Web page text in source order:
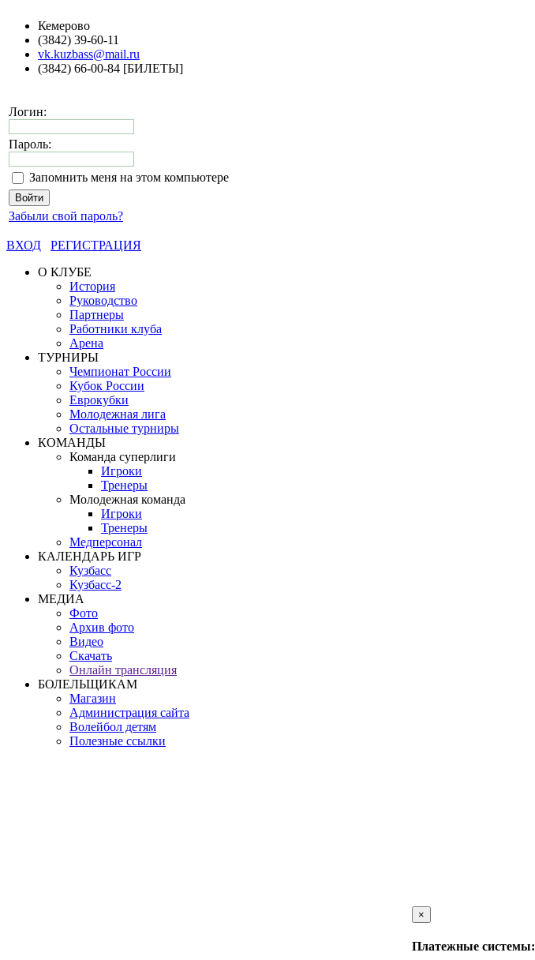
Кемерово
(3842) 39-60-11
vk.kuzbass@mail.ru
(3842) 66-00-84 [БИЛЕТЫ]
Логин:
Пароль:
Запомнить меня на этом компьютере
Забыли свой пароль?
ВХОД
РЕГИСТРАЦИЯ
О КЛУБЕ
История
Руководство
Партнеры
Работники клуба
Арена
ТУРНИРЫ
Чемпионат России
Кубок России
Еврокубки
Молодежная лига
Остальные турниры
КОМАНДЫ
Команда суперлиги
Игроки
Тренеры
Молодежная команда
Игроки
Тренеры
Медперсонал
КАЛЕНДАРЬ ИГР
Кузбасс
Кузбасс-2
МЕДИА
Фото
Архив фото
Видео
Скачать
Онлайн трансляция
БОЛЕЛЬЩИКАМ
Магазин
Администрация сайта
Волейбол детям
Полезные ссылки
×
Платежные системы: